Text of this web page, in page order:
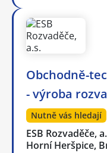
Obchodně-
- výroba
Nutně vás hledají
ESB Rozvaděče,
Horní Heršpice,